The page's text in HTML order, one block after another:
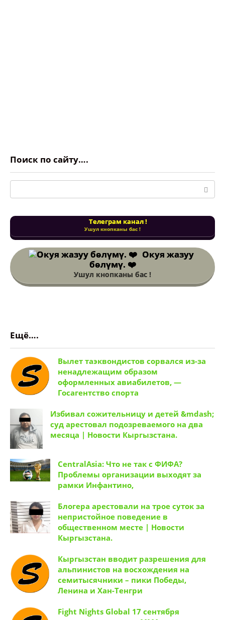
Поиск по сайту….
Поиск:
Телеграм канал !
Ушул кнопканы бас !
Окуя жазуу
бөлүмү. ❤️
Ушул кнопканы бас !
Ещё….
Вылет таэквондистов сорвался из-за
ненадлежащим образом
оформленных авиабилетов, —
Госагентство спорта
Избивал сожительницу и детей &mdash;
суд арестовал подозреваемого на два
месяца | Новости Кыргызстана.
CentralAsia: Что не так с ФИФА?
Проблемы организации выходят за
рамки Инфантино,
Блогера арестовали на трое суток за
непристойное поведение в
общественном месте | Новости
Кыргызстана.
Кыргызстан вводит разрешения для
альпинистов на восхождения на
семитысячники – пики Победы,
Ленина и Хан-Тенгри
Fight Nights Global 17 сентября